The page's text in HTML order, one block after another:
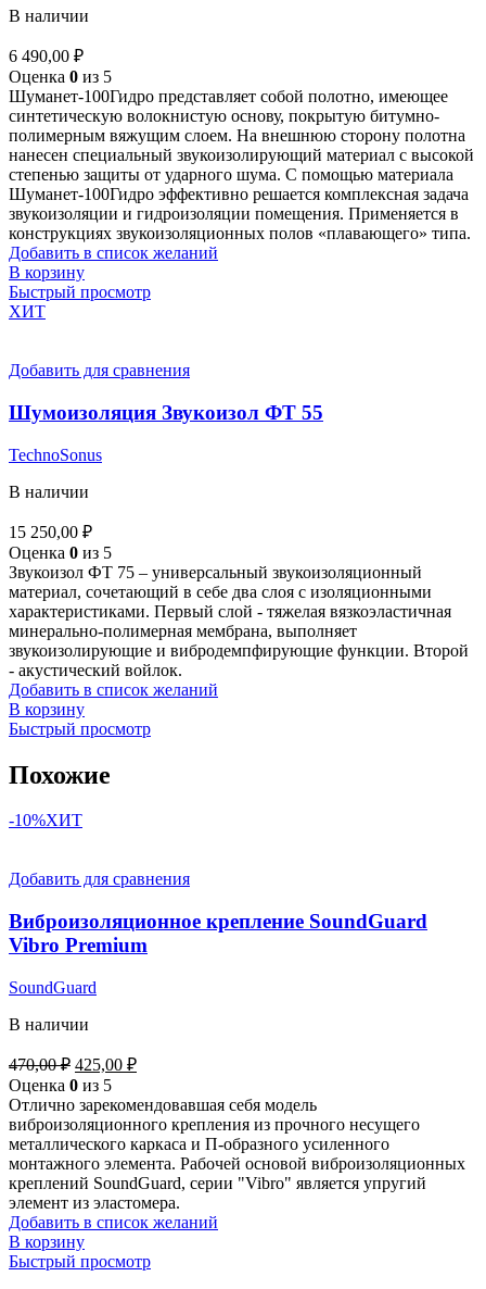
В наличии
6 490,00 ₽
Оценка 0 из 5
Шуманет-100Гидро представляет собой полотно, имеющее
синтетическую волокнистую основу, покрытую битумно-
полимерным вяжущим слоем. На внешнюю сторону полотна
нанесен специальный звукоизолирующий материал с высокой
степенью защиты от ударного шума. С помощью материала
Шуманет-100Гидро эффективно решается комплексная задача
звукоизоляции и гидроизоляции помещения. Применяется в
конструкциях звукоизоляционных полов «плавающего» типа.
Добавить в список желаний
В корзину
Быстрый просмотр
ХИТ
Добавить для сравнения
Шумоизоляция Звукоизол ФТ 55
TechnoSonus
В наличии
15 250,00 ₽
Оценка 0 из 5
Звукоизол ФТ 75 – универсальный звукоизоляционный
материал, сочетающий в себе два слоя с изоляционными
характеристиками. Первый слой - тяжелая вязкоэластичная
минерально-полимерная мембрана, выполняет
звукоизолирующие и вибродемпфирующие функции. Второй
- акустический войлок.
Добавить в список желаний
В корзину
Быстрый просмотр
Похожие
-10%ХИТ
Добавить для сравнения
Виброизоляционное крепление SoundGuard
Vibro Premium
SoundGuard
В наличии
470,00₽ 425,00 ₽
Оценка 0 из 5
Отлично зарекомендовавшая себя модель
виброизоляционного крепления из прочного несущего
металлического каркаса и П-образного усиленного
монтажного элемента. Рабочей основой виброизоляционных
креплений SoundGuard, серии "Vibro" является упругий
элемент из эластомера.
Добавить в список желаний
В корзину
Быстрый просмотр